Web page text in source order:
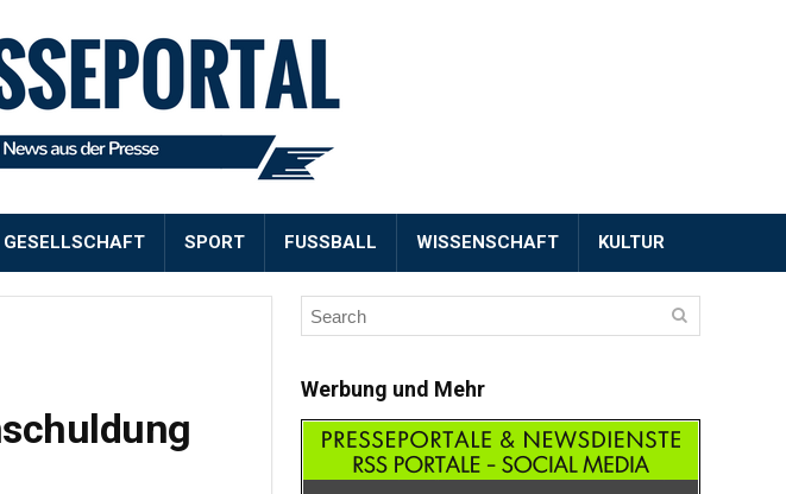
GESELLSCHAFT SPORT FUSSBALL WISSENSCHAFT KULTUR
Werbung und Mehr